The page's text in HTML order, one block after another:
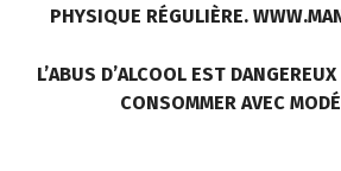
PHYSIQUE RÉGULIÈRE.
L’ABUS D’ALCOOL EST
CONSOMMER AVEC